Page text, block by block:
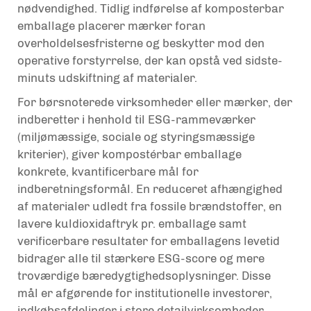
nødvendighed. Tidlig indførelse af komposterbar
emballage placerer mærker foran
overholdelsesfristerne og beskytter mod den
operative forstyrrelse, der kan opstå ved sidste-
minuts udskiftning af materialer.
For børsnoterede virksomheder eller mærker, der
indberetter i henhold til ESG-rammeværker
(miljømæssige, sociale og styringsmæssige
kriterier), giver kompostérbar emballage
konkrete, kvantificerbare mål for
indberetningsformål. En reduceret afhængighed
af materialer udledt fra fossile brændstoffer, en
lavere kuldioxidaftryk pr. emballage samt
verificerbare resultater for emballagens levetid
bidrager alle til stærkere ESG-score og mere
troværdige bæredygtighedsoplysninger. Disse
mål er afgørende for institutionelle investorer,